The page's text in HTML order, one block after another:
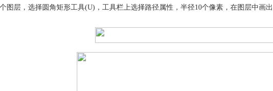
图层，选择圆角矩形工具(U)，工具栏上选择路径属性，半径10个像素，在图层中画